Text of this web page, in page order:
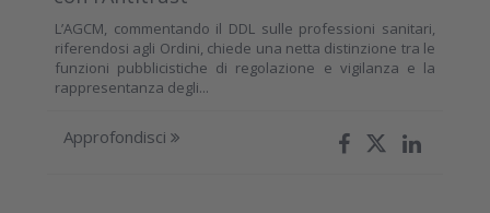
L’AGCM, commentando il DDL sulle professioni sanitari,
riferendosi agli Ordini, chiede una netta distinzione tra le
funzioni pubblicistiche di regolazione e vigilanza e la
rappresentanza degli...
Approfondisci